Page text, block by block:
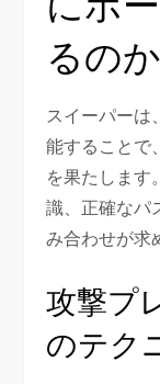
るの
スイーパーは
能することで
を果たします
識、正確なパ
み合わせが求
攻撃プ
のテク